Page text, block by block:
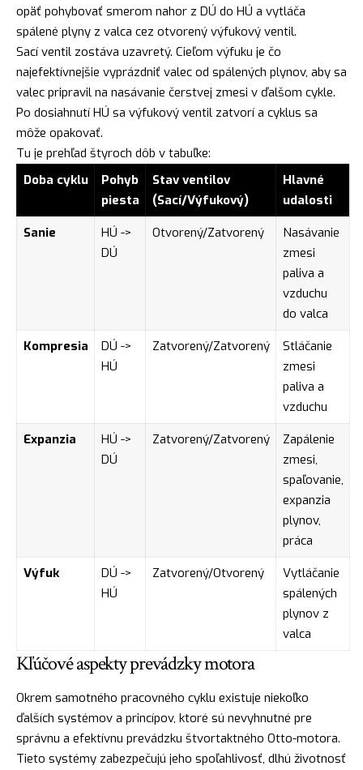
opäť pohybovať smerom nahor z DÚ do HÚ a vytláča
spálené plyny z valca cez otvorený výfukový ventil.
Sací ventil zostáva uzavretý. Cieľom výfuku je čo
najefektívnejšie vyprázdniť valec od spálených plynov, aby sa
valec pripravil na nasávanie čerstvej zmesi v ďalšom cykle.
Po dosiahnutí HÚ sa výfukový ventil zatvorí a cyklus sa
môže opakovať.
Tu je prehľad štyroch dôb v tabuľke:
Doba cyklu
Pohyb
piesta
Stav ventilov
(Sací/Výfukový)
Hlavné
udalosti
Sanie
HÚ ->
DÚ
Otvorený/Zatvorený
Nasávanie
zmesi
paliva a
vzduchu
do valca
Kompresia
DÚ ->
HÚ
Zatvorený/Zatvorený
Stláčanie
zmesi
paliva a
vzduchu
Expanzia
HÚ ->
DÚ
Zatvorený/Zatvorený
Zapálenie
zmesi,
spaľovanie,
expanzia
plynov,
práca
Výfuk
DÚ ->
HÚ
Zatvorený/Otvorený
Vytláčanie
spálených
plynov z
valca
Kľúčové aspekty prevádzky motora
Okrem samotného pracovného cyklu existuje niekoľko
ďalších systémov a princípov, ktoré sú nevyhnutné pre
správnu a efektívnu prevádzku štvortaktného Otto-motora.
Tieto systémy zabezpečujú jeho spoľahlivosť, dlhú životnosť